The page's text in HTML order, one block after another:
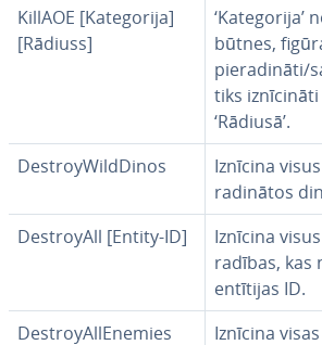
KillAOE [Ka­te­go­ri­ja]
[Rādiuss]
‘Ka­te­go­ri­ja’
būtnes,
pie­ra­di­nā­ti/
tiks
‘Rādiusā’.
Des­troyWildDi­nos
Iznīcina
ra­di­nā­tos
Des­troyAll [Entity-ID]
Iznīcina
radības, kas
entītijas ID.
Des­troyAl­lE­ne­mies
Iznīcina